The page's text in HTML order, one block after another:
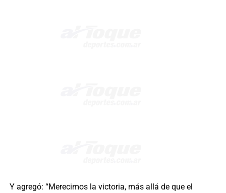
Y agregó: “Merecimos la victoria, más allá de que el